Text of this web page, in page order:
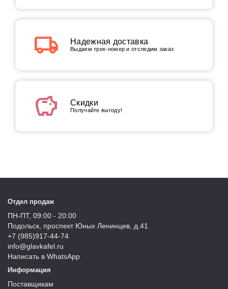
local_shipping Надежная доставка
Выдаем трек-номер и отследим заказ
savings Скидки
Получайте выгоду!
Отдел продаж
ПН-ПТ, 09:00 - 20:00
Подольск, проспект Юных Ленинцев, д.41
+7 (985)917-44-74
info@glavkafel.ru
Написать в WhatsApp
Информация
Поставщикам